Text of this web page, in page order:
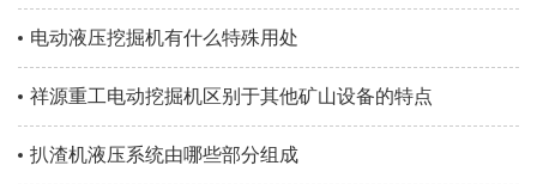
电动液压挖掘机有什么特殊用处
祥源重工电动挖掘机区别于其他矿山设备的特点
扒渣机液压系统由哪些部分组成